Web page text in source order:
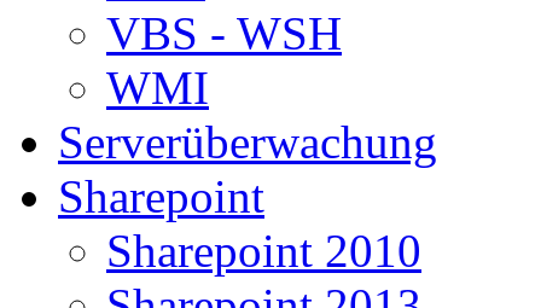
VBS - WSH
WMI
Serverüberwachung
Sharepoint
Sharepoint 2010